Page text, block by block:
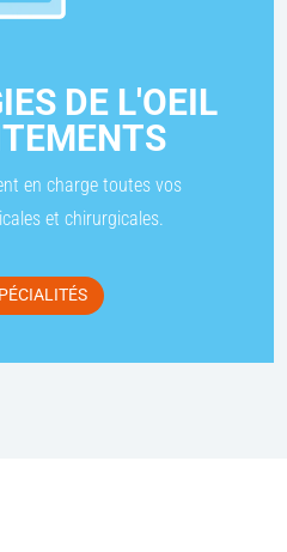
DE L'OEIL
en charge toutes vos
et chirurgicales.